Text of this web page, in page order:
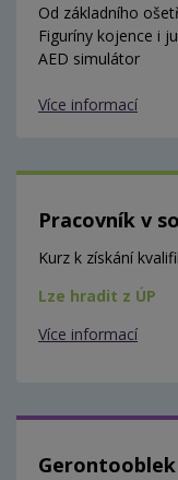
Od základního
Figuríny kojence i
AED simulátor
Více informací
Pracovník v
Kurz k získání
Lze hradit z ÚP
Více informací
Gerontooblek